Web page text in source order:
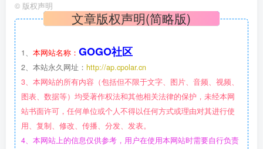
© 版权声明
文章版权声明(简略版)
1、 本网站名称： GOGO社区
2、本站永久网址： http://ap.cpolar.cn
3、本网站的所有内容（包括但不限于文字、图片、音频、视频、
图表、数据等）均受著作权法和其他相关法律的保护，未经本网
站书面许可，任何单位或个人不得以任何方式或理由对其进行使
用、复制、修改、传播、分发、发表。
4、本网站上的信息仅供参考，用户在使用本网站时需要自行负责